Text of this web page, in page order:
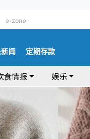
e-zone
闻 定期存款
食情报 娱乐